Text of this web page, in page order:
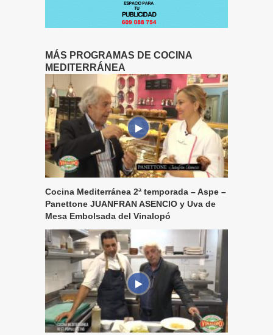
MÁS PROGRAMAS DE COCINA
MEDITERRÁNEA
Cocina Mediterránea 2ª temporada – Aspe –
Panettone JUANFRAN ASENCIO y Uva de
Mesa Embolsada del Vinalopó